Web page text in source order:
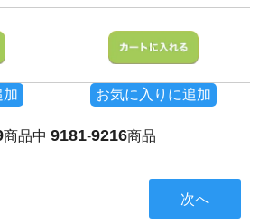
加 お気に入りに追加
商品中 9181-9216商品
次へ